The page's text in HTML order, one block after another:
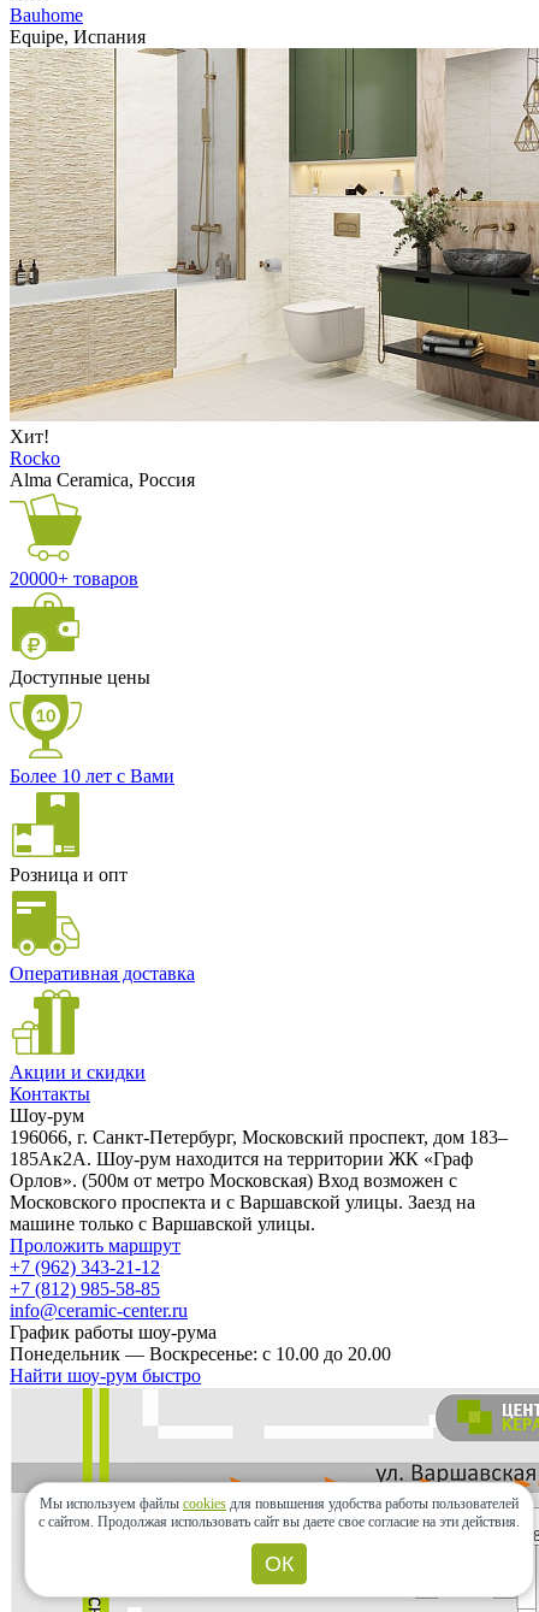
Bauhome
Equipe, Испания
Хит!
Rocko
Alma Ceramica, Россия
20000+ товаров
Доступные цены
Более 10 лет с Вами
Розница и опт
Оперативная доставка
Акции и скидки
Контакты
Шоу-рум
196066, г. Санкт-Петербург, Московский проспект, дом 183–
185Ак2А. Шоу-рум находится на территории ЖК «Граф
Орлов». (500м от метро Московская) Вход возможен с
Московского проспекта и с Варшавской улицы. Заезд на
машине только с Варшавской улицы.
Проложить маршрут
+7 (962) 343-21-12
+7 (812) 985-58-85
info@ceramic-center.ru
График работы шоу-рума
Понедельник — Воскресенье: с 10.00 до 20.00
Найти шоу-рум быстро
Мы используем файлы cookies для повышения удобства работы пользователей
с сайтом. Продолжая использовать сайт вы даете свое согласие на эти действия.
ОК